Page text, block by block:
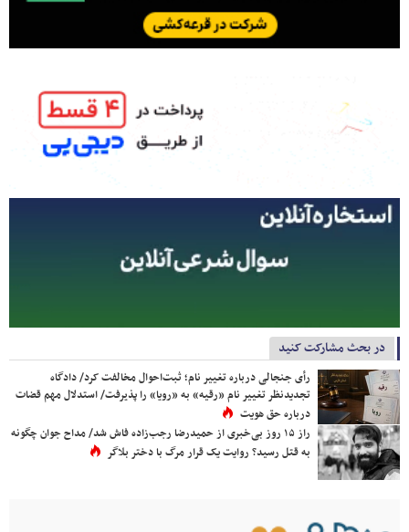
در بحث مشارکت کنید
رأی جنجالی درباره تغییر نام؛ ثبت‌احوال مخالفت کرد/ دادگاه
تجدیدنظر تغییر نام «رقیه» به «رویا» را پذیرفت/ استدلال مهم قضات
درباره حق هویت
راز ۱۵ روز بی‌خبری از حمیدرضا رجب‌زاده فاش شد/ مداح جوان چگونه
به قتل رسید؟ روایت یک قرار مرگ با دختر بلاگر